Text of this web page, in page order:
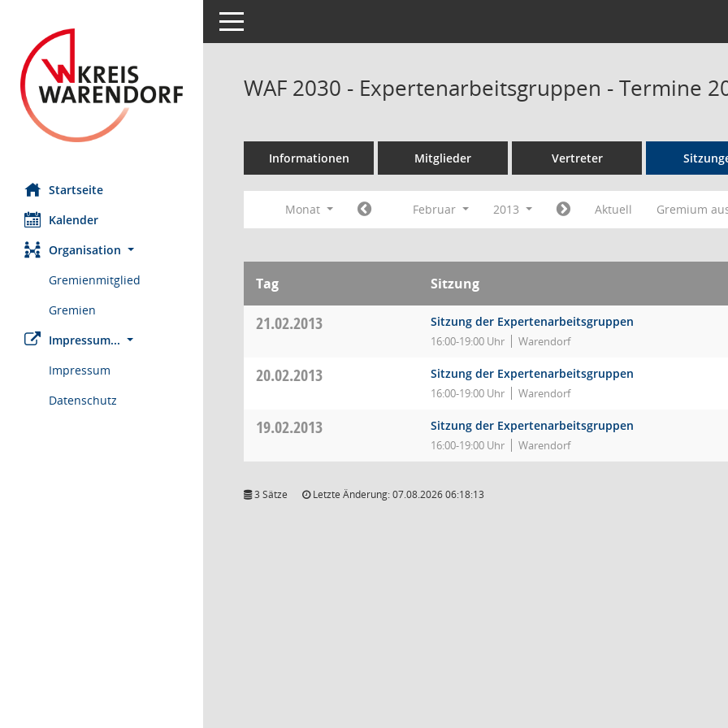
Startseite
Kalender
Organisation
Gremienmitglied
Gremien
Impressum...
Impressum
Datenschutz
Toggle navigation
WAF 2030 - Expertenarbeitsgruppen - Termine
Informationen Mitglieder Vertreter
Monat Februar 2013 Aktuell Gremium
Tag Sitzung
21.02.2013 Sitzung der Expertenarbeitsgruppen
16:00-19:00 Uhr Warendorf
20.02.2013 Sitzung der Expertenarbeitsgruppen
16:00-19:00 Uhr Warendorf
19.02.2013 Sitzung der Expertenarbeitsgruppen
16:00-19:00 Uhr Warendorf
3 Sätze Letzte Änderung: 07.08.2026 06:18:13